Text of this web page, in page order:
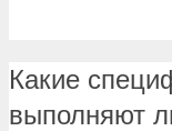
Какие
выполняют